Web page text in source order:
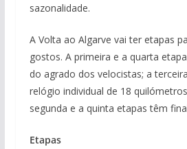
sazonalidade.
A Volta ao Algarve vai ter etapas
gostos. A primeira e a quarta
do agrado dos velocistas; a
relógio individual de 18
segunda e a quinta etapas têm
Etapas